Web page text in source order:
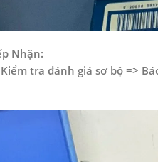
Nhận:
tra đánh giá sơ bộ =>